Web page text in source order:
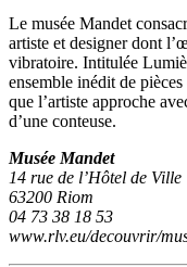
Le musée Mandet
artiste et designer dont
vibratoire. Intitulée
ensemble inédit de
que l’artiste approche
d’une conteuse.
Musée Mandet
14 rue de l’Hôtel de Ville
63200 Riom
04 73 38 18 53
www.rlv.eu/decouvrir/